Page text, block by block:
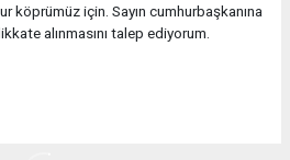
köprümüz için. Sayın cumhurbaşkanına
alınmasını talep ediyorum.